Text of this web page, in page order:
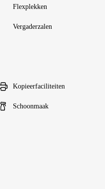
Flexplekken
Vergaderzalen
Kopieerfaciliteiten
Schoonmaak